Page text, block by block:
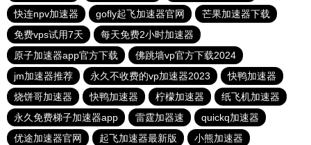
快连npv加速器
gofly起飞加速器官网
芒果加速器下载
免费vps试用7天
每天免费2小时加速器
原子加速器app官方下载
佛跳墙vp官方下载2024
jm加速器推荐
永久不收费的vp加速器2023
快鸭加速器
烧饼哥加速器
快鸭加速器 柠檬加速器
纸飞机加速器
永久免费梯子加速器app
雷霆加器速
quickq加速器
优途加速器官网
起飞加速器最新版 小熊加速器